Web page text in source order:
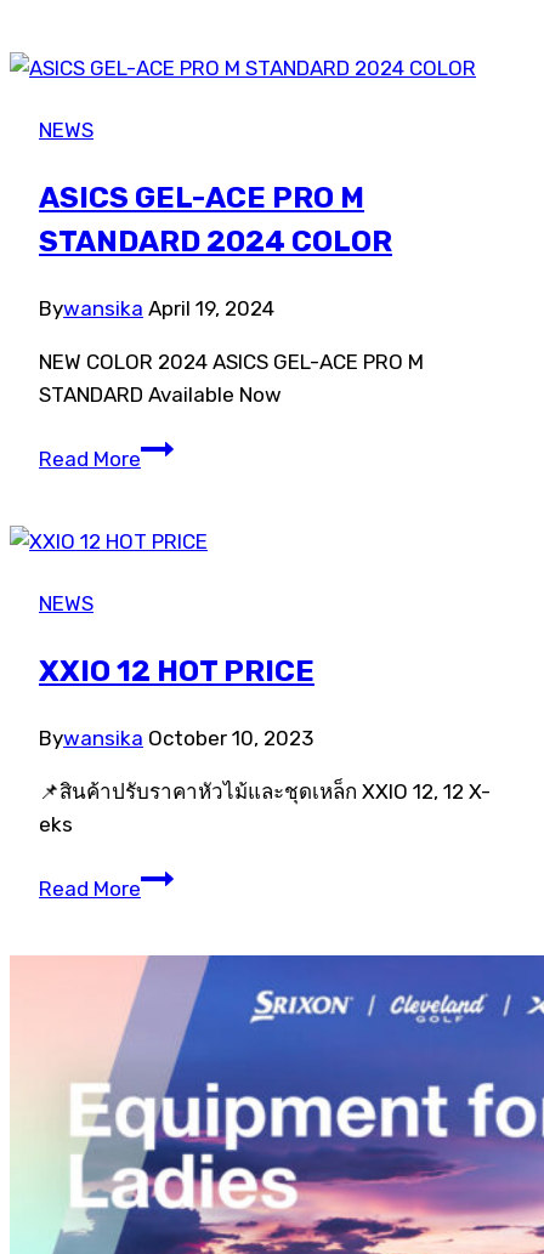
[LIMITED
ZX5
Mk
Black
Irons
NEWS
ASICS GEL-ACE PRO M
STANDARD 2024 COLOR
Bywansika April 19, 2024
NEW COLOR 2024 ASICS GEL-ACE PRO M
STANDARD Available Now
Read MoreASICS
PRO
COLOR
NEWS
XXIO 12 HOT PRICE
Bywansika October 10, 2023
📌สินค้าปรับราคาหัวไม้และชุดเหล็ก XXIO 12, 12 X-
eks
Read MoreXXIO
PRICE